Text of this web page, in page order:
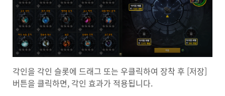
각인을 각인 슬롯에 드래그 또는 우클릭하여 장착 후 [저장]
버튼을 클릭하면, 각인 효과가 적용됩니다.